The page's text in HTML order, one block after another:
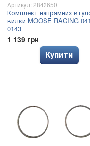
Артикул: 2842650
Комплект напрямних
вилки MOOSE RACING
0143
1 139 грн
Купити